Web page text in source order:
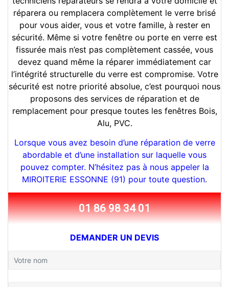
réparera ou remplacera complètement le verre brisé
pour vous aider, vous et votre famille, à rester en
sécurité. Même si votre fenêtre ou porte en verre est
fissurée mais n’est pas complètement cassée, vous
devez quand même la réparer immédiatement car
l’intégrité structurelle du verre est compromise. Votre
sécurité est notre priorité absolue, c’est pourquoi nous
proposons des services de réparation et de
remplacement pour presque toutes les fenêtres Bois,
Alu, PVC.
Lorsque vous avez besoin d’une réparation de verre
abordable et d’une installation sur laquelle vous
pouvez compter. N’hésitez pas à nous appeler la
MIROITERIE ESSONNE (91) pour toute question.
01 86 98 34 01
DEMANDER UN DEVIS